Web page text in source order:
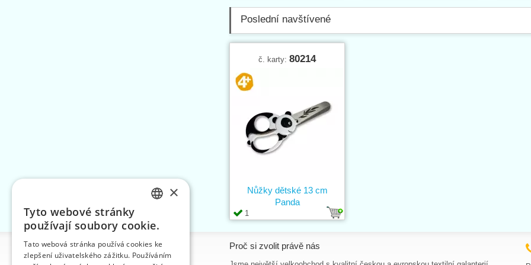
Poslední navštívené
č. karty: 80214
1
Nůžky dětské 13 cm
Panda
Informace Proč si zvolit právě nás
ENGLISH
×
Tyto webové stránky
používají soubory cookie.
Tato webová stránka používá cookies ke
zlepšení uživatelského zážitku. Používáním